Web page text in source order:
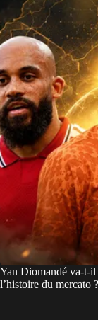
Yan Diomandé va-t-
l’histoire du mercato ?